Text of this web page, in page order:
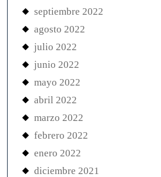
septiembre 2022
agosto 2022
julio 2022
junio 2022
mayo 2022
abril 2022
marzo 2022
febrero 2022
enero 2022
diciembre 2021